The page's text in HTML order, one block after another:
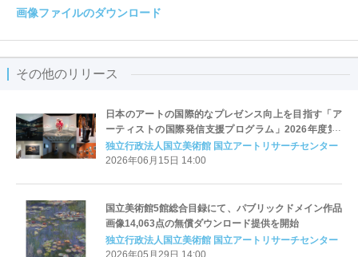
画像ファイルのダウンロード
その他のリリース
日本のアートの国際的なプレゼンス向上を目指す「ア
ーティストの国際発信支援プログラム」2026年度第Ⅱ
期募集を6月15日より開始
独立行政法人国立美術館 国立アートリサーチセンター
2026年06月15日 14:00
国立美術館5館総合目録にて、パブリックドメイン作品
画像14,063点の無償ダウンロード提供を開始
独立行政法人国立美術館 国立アートリサーチセンター
2026年05月29日 14:00